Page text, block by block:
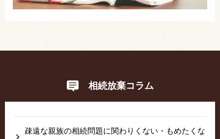
相続放棄コラム
疎遠な親族の相続問題に関わりくない・もめたくな